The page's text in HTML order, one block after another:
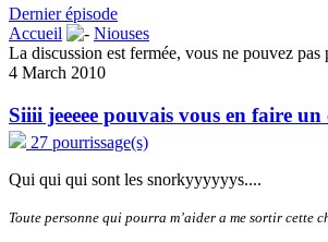
Dernier épisode
Accueil
Niouses
La discussion est fermée, vous ne pouvez
4 March 2010
Siiii jeeeee pouvais vous en faire
27 pourrissage(s)
Qui qui qui sont les snorkyyyyyys....
Toute personne qui pourra m’aider a me sortir cette